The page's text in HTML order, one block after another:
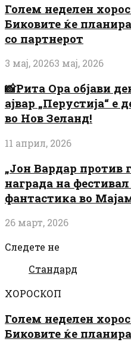
Голем неделен
Биковите ќе
со партнерот
3 мај, 20263 мај, 2026
📸Рита Ора објави
ајвар „Перустија“ е
во Нов Зеланд!
11 април, 2026
„Јон Вардар против
награда на
фантастика во
26 март, 2026
Следете не
Стандард
ХОРОСКОП
Голем неделен
Биковите ќе